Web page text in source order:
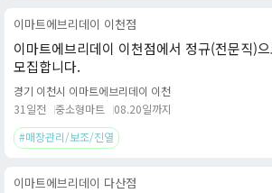
이마트에브리데이 이천점
이마트에브리데이 이천점에서 정규(전문직)
모집합니다.
경기 이천시 이마트에브리데이 이천
31일전
중소형마트
08.20일까지
#매장관리/보조/진열
이마트에브리데이 다산점